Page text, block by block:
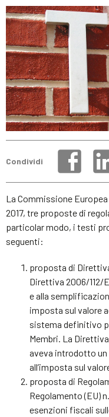
Condividi
La Commissione
2017, tre proposte di
particolar modo, i testi
seguenti:
proposta di
Direttiva 2006/112/
e alla
imposta sul valore
sistema definitivo
Membri. La
aveva introdotto
all’imposta sul
proposta di
Regolamento (EU)
esenzioni fiscali